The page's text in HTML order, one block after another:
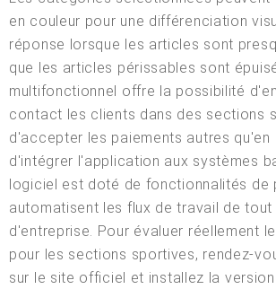
en couleur pour une différenciation
réponse lorsque les articles sont
que les articles périssables sont
multifonctionnel offre la possibilité
contact les clients dans des sections
d'accepter les paiements autres
d'intégrer l'application aux systèmes
logiciel est doté de fonctionnalités de
automatisent les flux de travail de tout
d'entreprise. Pour évaluer réellement
pour les sections sportives, rendez-
sur le site officiel et installez la